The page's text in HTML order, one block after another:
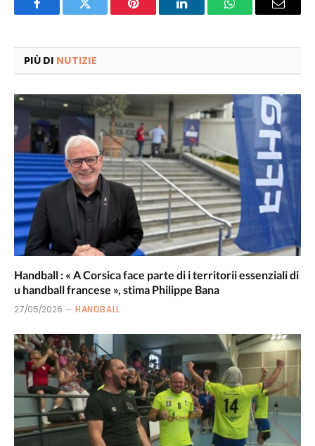
FacebookTwitter Pinterest LinkedInWhatsAppEmail
PIÙ DI NUTIZIE
Handball : « A Corsica face parte di i territorii essenziali di
u handball francese », stima Philippe Bana
27/05/2026 HANDBALL